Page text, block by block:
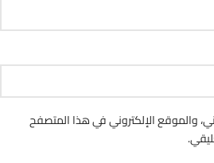
والموقع الإلكتروني في هذا المتصفح